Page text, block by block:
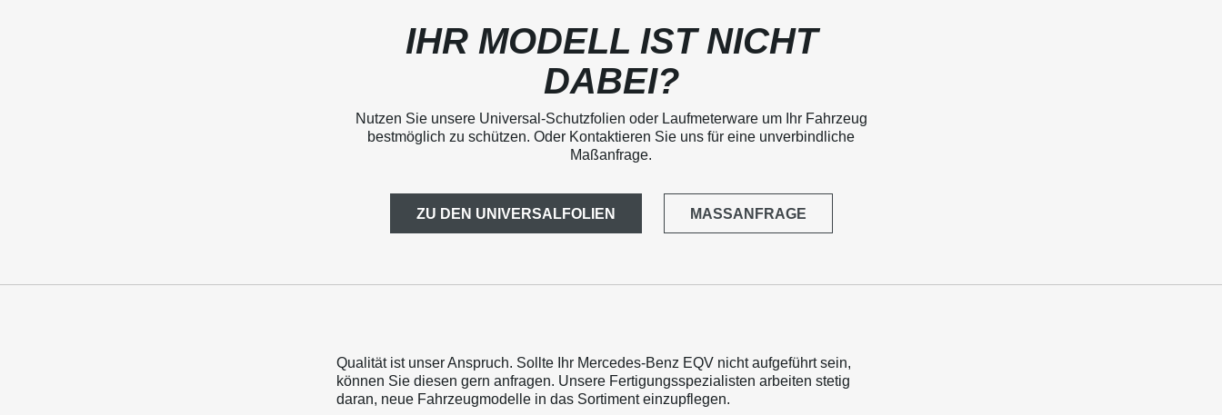
IHR MODELL IST NICHT
DABEI?
Nutzen Sie unsere Universal-Schutzfolien oder Laufmeterware um Ihr Fahrzeug
bestmöglich zu schützen. Oder Kontaktieren Sie uns für eine unverbindliche
Maßanfrage.
ZU DEN UNIVERSALFOLIEN MASSANFRAGE
Qualität ist unser Anspruch. Sollte Ihr Mercedes-Benz EQV nicht aufgeführt sein,
können Sie diesen gern anfragen. Unsere Fertigungsspezialisten arbeiten stetig
daran, neue Fahrzeugmodelle in das Sortiment einzupflegen.